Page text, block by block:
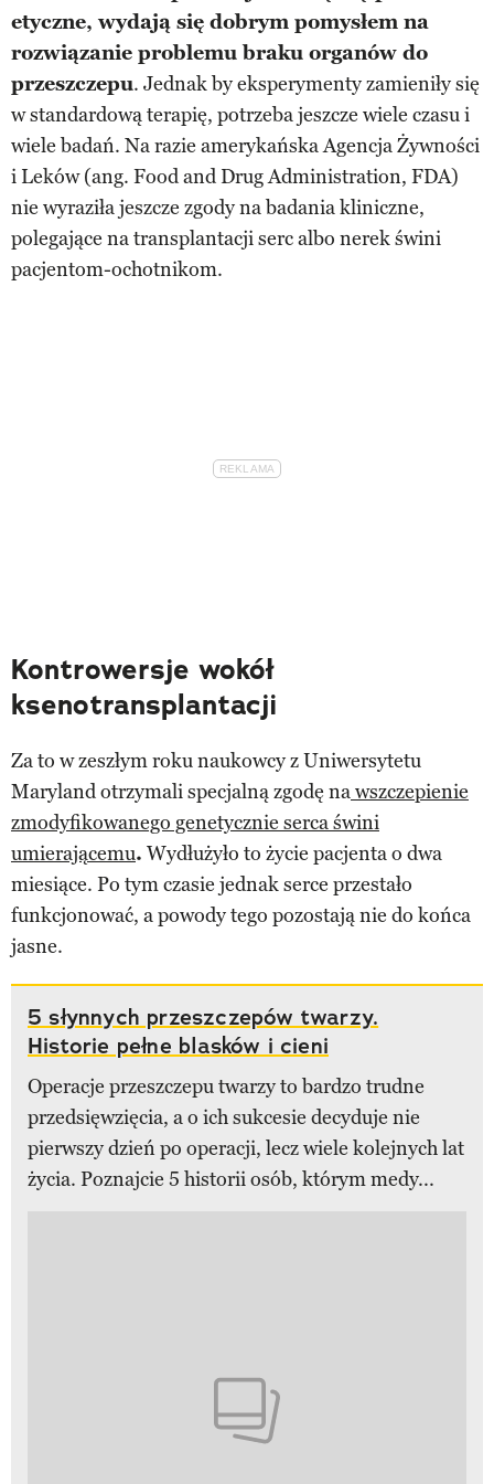
etyczne, wydają się dobrym pomysłem na
rozwiązanie problemu braku organów do
przeszczepu. Jednak by eksperymenty zamieniły się
w standardową terapię, potrzeba jeszcze wiele czasu i
wiele badań. Na razie amerykańska Agencja Żywności
i Leków (ang. Food and Drug Administration, FDA)
nie wyraziła jeszcze zgody na badania kliniczne,
polegające na transplantacji serc albo nerek świni
pacjentom-ochotnikom.
Kontrowersje wokół
ksenotransplantacji
Za to w zeszłym roku naukowcy z Uniwersytetu
Maryland otrzymali specjalną zgodę nawszczepienie
zmodyfikowanego genetycznie serca świni
umierającemu. Wydłużyło to życie pacjenta o dwa
miesiące. Po tym czasie jednak serce przestało
funkcjonować, a powody tego pozostają nie do końca
jasne.
5 słynnych przeszczepów twarzy.
Historie pełne blasków i cieni
Operacje przeszczepu twarzy to bardzo trudne
przedsięwzięcia, a o ich sukcesie decyduje nie
pierwszy dzień po operacji, lecz wiele kolejnych lat
życia. Poznajcie 5 historii osób, którym medy...